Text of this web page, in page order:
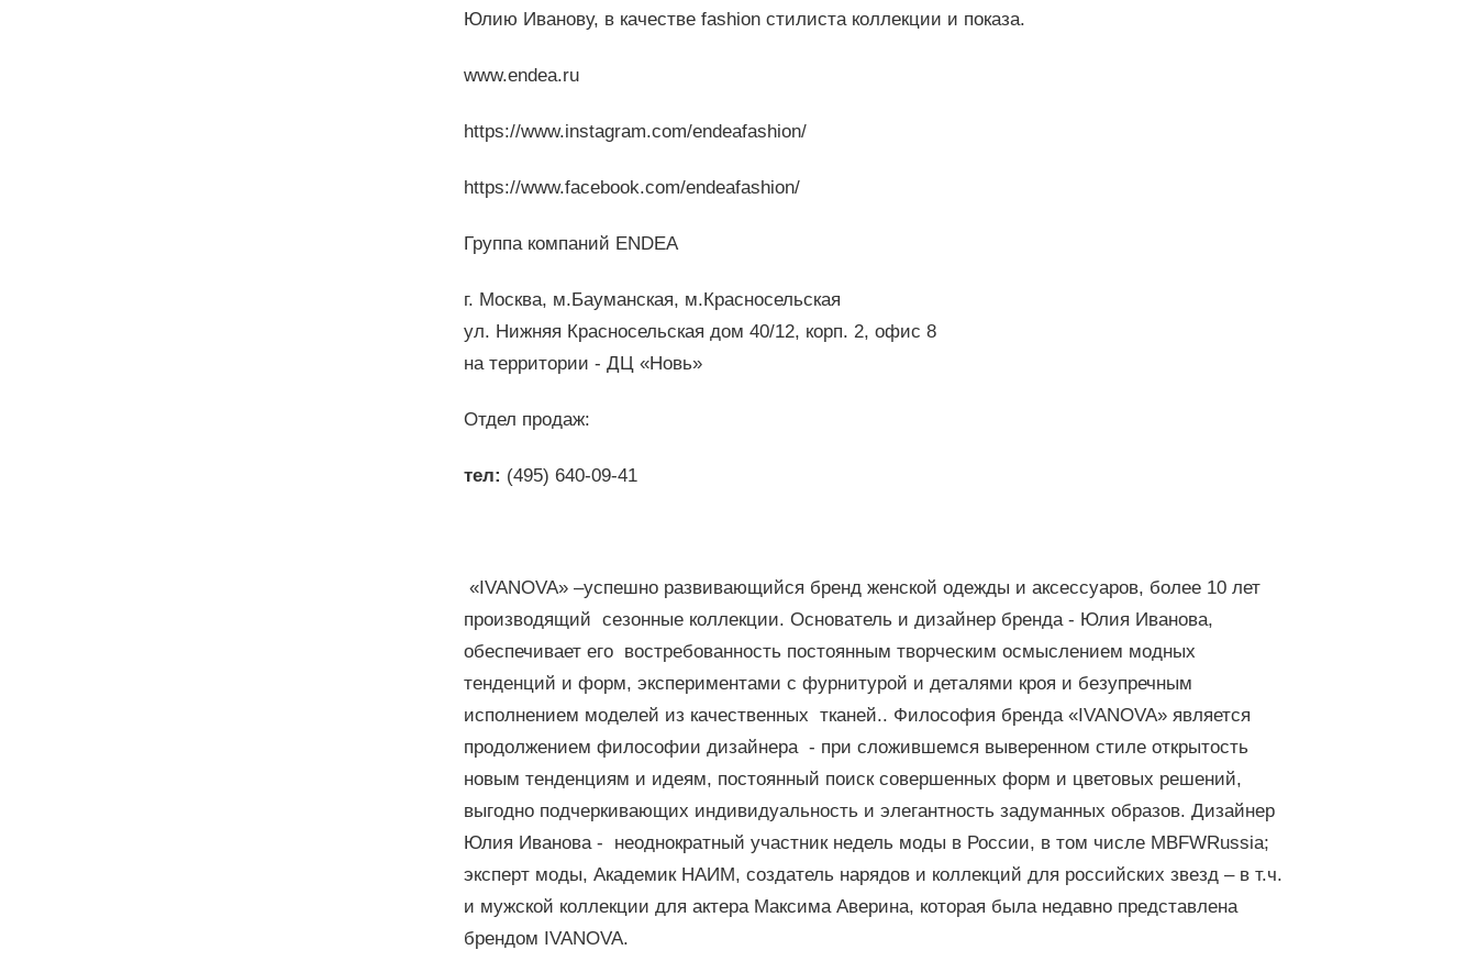
Юлию Иванову, в качестве fashion стилиста коллекции и показа.
www.endea.ru
https://www.instagram.com/endeafashion/
https://www.facebook.com/endeafashion/
Группа компаний ENDEA
г. Москва, м.Бауманская, м.Красносельская
ул. Нижняя Красносельская дом 40/12, корп. 2, офис 8
на территории - ДЦ «Новь»
Отдел продаж:
тел: (495) 640-09-41
«IVANOVA» –успешно развивающийся бренд женской одежды и аксессуаров, более 10 лет
производящий сезонные коллекции. Основатель и дизайнер бренда - Юлия Иванова,
обеспечивает его востребованность постоянным творческим осмыслением модных
тенденций и форм, экспериментами с фурнитурой и деталями кроя и безупречным
исполнением моделей из качественных тканей.. Философия бренда «IVANOVA» является
продолжением философии дизайнера - при сложившемся выверенном стиле открытость
новым тенденциям и идеям, постоянный поиск совершенных форм и цветовых решений,
выгодно подчеркивающих индивидуальность и элегантность задуманных образов. Дизайнер
Юлия Иванова - неоднократный участник недель моды в России, в том числе MBFWRussia;
эксперт моды, Академик НАИМ, создатель нарядов и коллекций для российских звезд – в т.ч.
и мужской коллекции для актера Максима Аверина, которая была недавно представлена
брендом IVANOVA.